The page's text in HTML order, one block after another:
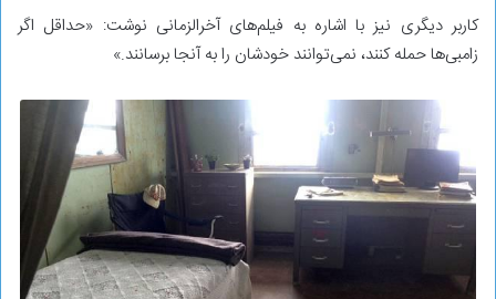
کاربر دیگری نیز با اشاره به فیلم‌های آخرالزمانی نوشت: «حداقل اگر
زامبی‌ها حمله کنند، نمی‌توانند خودشان را به آنجا برسانند.»